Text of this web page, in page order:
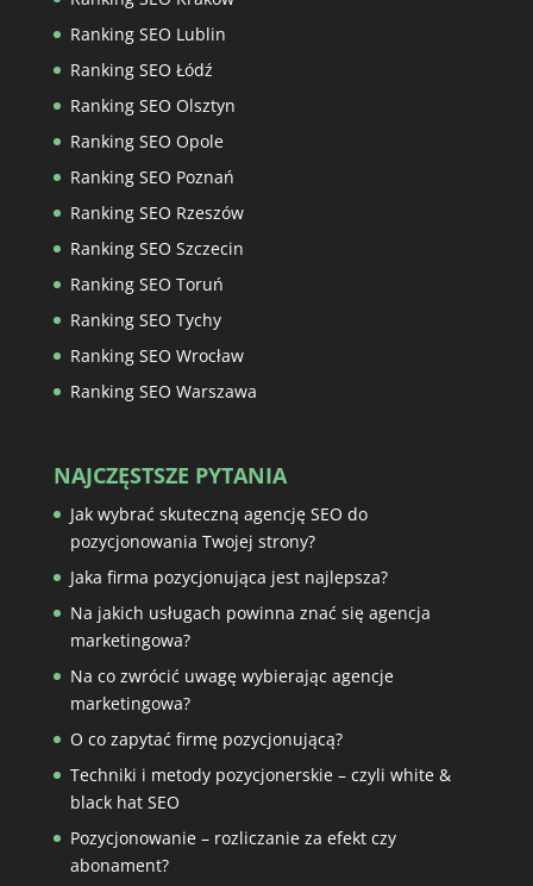
Ranking SEO Lublin
Ranking SEO Łódź
Ranking SEO Olsztyn
Ranking SEO Opole
Ranking SEO Poznań
Ranking SEO Rzeszów
Ranking SEO Szczecin
Ranking SEO Toruń
Ranking SEO Tychy
Ranking SEO Wrocław
Ranking SEO Warszawa
NAJCZĘSTSZE PYTANIA
Jak wybrać skuteczną agencję SEO do
pozycjonowania Twojej strony?
Jaka firma pozycjonująca jest najlepsza?
Na jakich usługach powinna znać się agencja
marketingowa?
Na co zwrócić uwagę wybierając agencje
marketingowa?
O co zapytać firmę pozycjonującą?
Techniki i metody pozycjonerskie – czyli white &
black hat SEO
Pozycjonowanie – rozliczanie za efekt czy
abonament?